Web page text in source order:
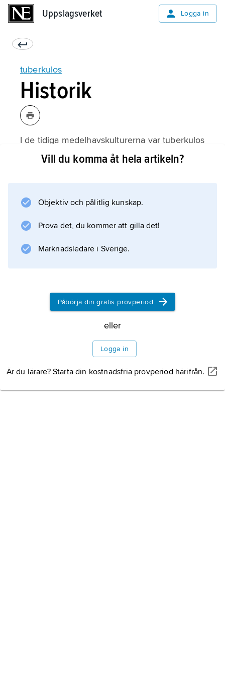
Uppslagsverket Logga in
tuberkulos
Historik
I de tidiga medelhavskulturerna var tuberkulos
en utbredd sjukdom, vilket framgår av bland
Information om artikeln
Vill du komma åt hela artikeln?
Objektiv och pålitlig kunskap.
Prova det, du kommer att gilla det!
Marknadsledare i Sverige.
Påbörja din gratis provperiod
eller
Logga in
Är du lärare? Starta din kostnadsfria provperiod härifrån.